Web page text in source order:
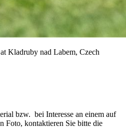
bzw. bei Interesse an einem auf
Foto, kontaktieren Sie bitte die